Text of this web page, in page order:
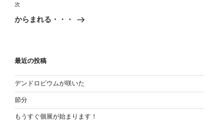
ビ
ゲ
ョ
ン
稿
次
投
次
からまれる・・・
最近の投稿
デンドロビウムが咲いた
節分
もうすぐ個展が始まります！